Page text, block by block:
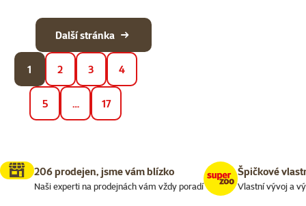
1 2 3 4
5 … 17
Další stránka
206 prodejen, jsme vám blízko
Naši experti na prodejnách vám vždy poradí
Špičkové
Vlastní vývoj a